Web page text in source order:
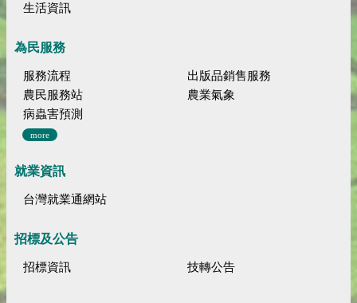
生活資訊
為民服務
服務流程
出版品銷售服務
農民服務站
農業氣象
病蟲害預測
more
就業資訊
台灣就業通網站
招標及公告
招標資訊 技轉公告